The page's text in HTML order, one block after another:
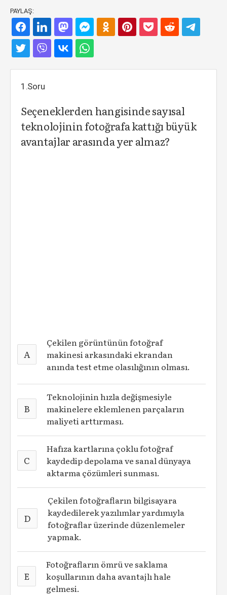
PAYLAŞ:
1.Soru
Seçeneklerden hangisinde sayısal
teknolojinin fotoğrafa kattığı büyük
avantajlar arasında yer almaz?
A
Çekilen görüntünün fotoğraf
makinesi arkasındaki ekrandan
anında test etme olasılığının olması.
B
Teknolojinin hızla değişmesiyle
makinelere eklemlenen parçaların
maliyeti arttırması.
C
Hafıza kartlarına çoklu fotoğraf
kaydedip depolama ve sanal dünyaya
aktarma çözümleri sunması.
D
Çekilen fotoğrafların bilgisayara
kaydedilerek yazılımlar yardımıyla
fotoğraflar üzerinde düzenlemeler
yapmak.
E
Fotoğrafların ömrü ve saklama
koşullarının daha avantajlı hale
gelmesi.